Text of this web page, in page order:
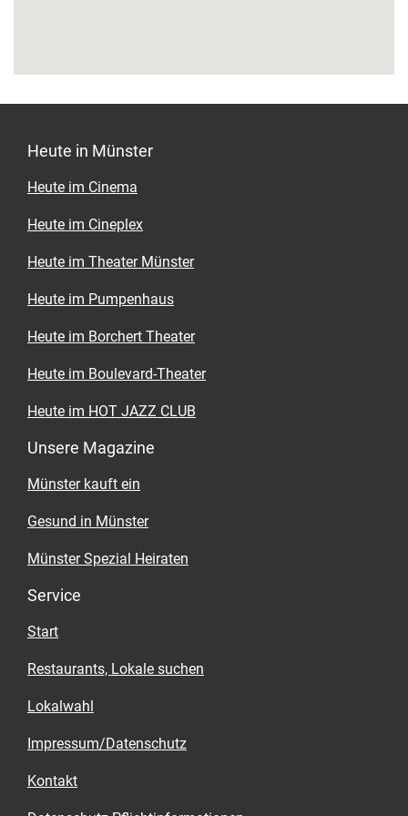
zusätzlich verfügbar. Kaffee, Kuchen sowie
können – wie praktisch! – aus der Küche der
„Leibeslust“ nebenan gebracht werden.
Heute in Münster
Heute im Cinema
Heute im Cineplex
Heute im Theater Münster
Heute im Pumpenhaus
Heute im Borchert Theater
Heute im Boulevard-Theater
Heute im HOT JAZZ CLUB
Unsere Magazine
Münster kauft ein
Gesund in Münster
Münster Spezial Heiraten
Service
Start
Restaurants, Lokale suchen
Lokalwahl
Impressum/Datenschutz
Kontakt